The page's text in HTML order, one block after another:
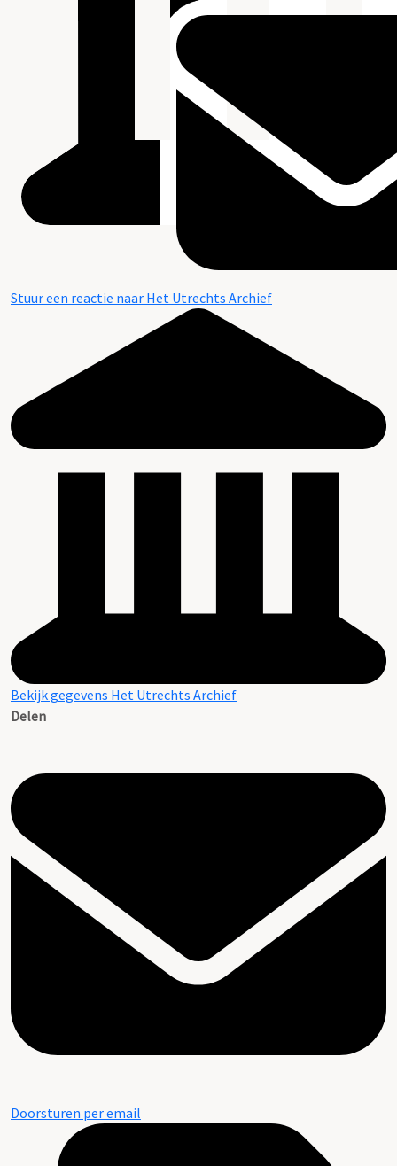
Stuur een reactie naar Het Utrechts Archief
Bekijk gegevens Het Utrechts Archief
Delen
Doorsturen per email